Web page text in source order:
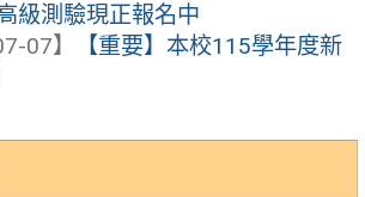
級測驗現正報名中
07】
【重要】本校115學年度新